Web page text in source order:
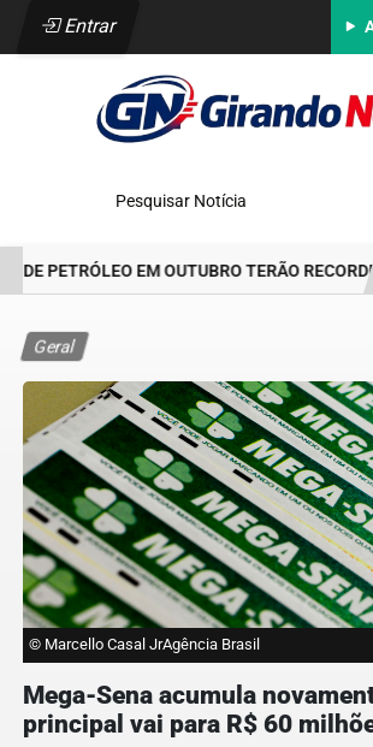
Entrar
Pesquisar Notícia
DE PETRÓLEO EM OUTUBRO TERÃO RECORDE
Geral
© Marcello Casal JrAgência Brasil
Mega-Sena acumula
principal vai para R$ 60